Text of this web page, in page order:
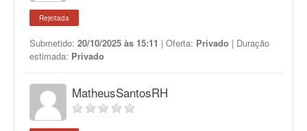
Rejeitada
Submetido: 20/10/2025 às 15:11 | Oferta: Privado | Duração
estimada: Privado
MatheusSantosRH